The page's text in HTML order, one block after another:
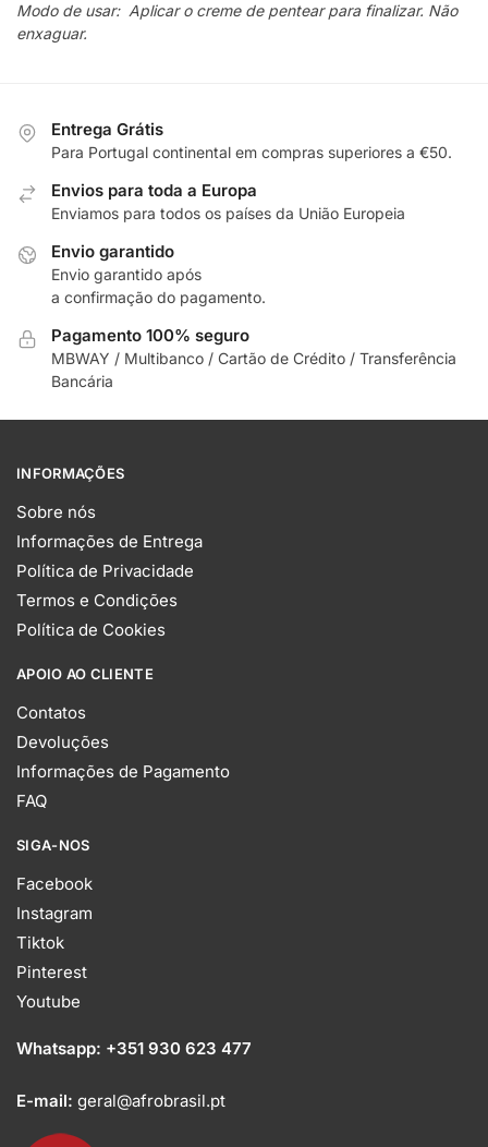
Modo de usar: Aplicar o creme de pentear para finalizar. Não
enxaguar.
Entrega Grátis
Para Portugal continental em compras superiores a €50.
Envios para toda a Europa
Enviamos para todos os países da União Europeia
Envio garantido
Envio garantido após
a confirmação do pagamento.
Pagamento 100% seguro
MBWAY / Multibanco / Cartão de Crédito / Transferência
Bancária
INFORMAÇÕES
Sobre nós
Informações de Entrega
Política de Privacidade
Termos e Condições
Política de Cookies
APOIO AO CLIENTE
Contatos
Devoluções
Informações de Pagamento
FAQ
SIGA-NOS
Facebook
Instagram
Tiktok
Pinterest
Youtube
Whatsapp: +351 930 623 477
E-mail: geral@afrobrasil.pt